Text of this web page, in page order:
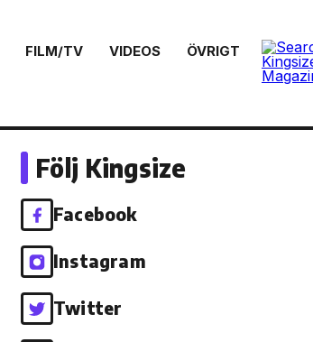
FILM/TV VIDEOS ÖVRIGT
Följ Kingsize
Facebook
Instagram
Twitter